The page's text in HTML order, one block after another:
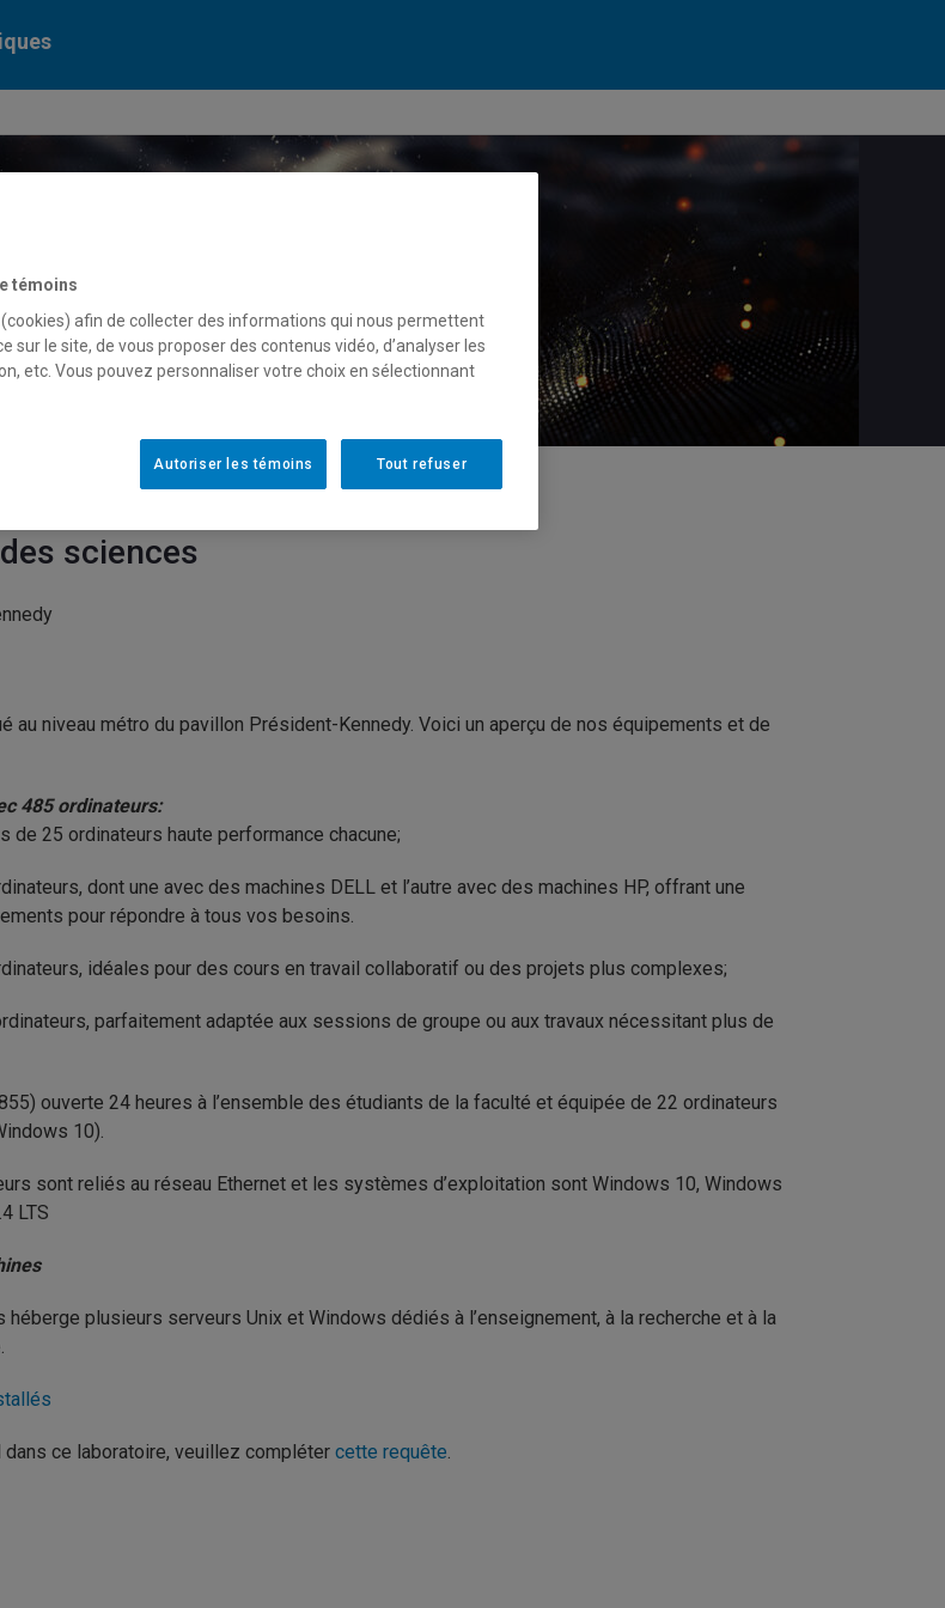
sciences
au niveau métro du pavillon Président-Kennedy. Voici un aperçu de nos équipements et de
485 ordinateurs:
de 25 ordinateurs haute performance chacune;
, dont une avec des machines DELL et l’autre avec des machines HP, offrant une
pour répondre à tous vos besoins.
, idéales pour des cours en travail collaboratif ou des projets plus complexes;
, parfaitement adaptée aux sessions de groupe ou aux travaux nécessitant plus de
ouverte 24 heures à l’ensemble des étudiants de la faculté et équipée de 22 ordinateurs
10).
sont reliés au réseau Ethernet et les systèmes d’exploitation sont Windows 10, Windows
LTS
héberge plusieurs serveurs Unix et Windows dédiés à l’enseignement, à la recherche et à la
dans ce laboratoire, veuillez compléter cette requête.
témoins
afin de collecter des informations qui nous permettent
sur le site, de vous proposer des contenus vidéo, d’analyser les
etc. Vous pouvez personnaliser votre choix en sélectionnant
Tout refuser
Autoriser les témoins